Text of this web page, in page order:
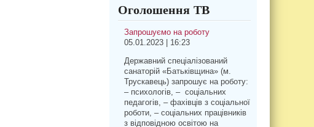
Оголошення ТВ
Запрошуємо на роботу
05.01.2023 | 16:23
Державний спеціалізований
санаторій «Батьківщина» (м.
Трускавець) запрошує на роботу:
– психологів, – соціальних
педагогів, – фахівців з соціальної
роботи, – соціальних працівників
з відповідною освітою на